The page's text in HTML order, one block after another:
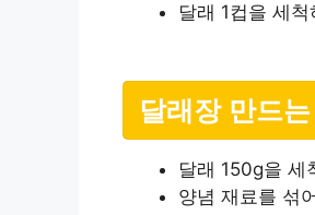
달래 1컵을 세
달래장 만드
달래 150g을 세
양념 재료를 섞